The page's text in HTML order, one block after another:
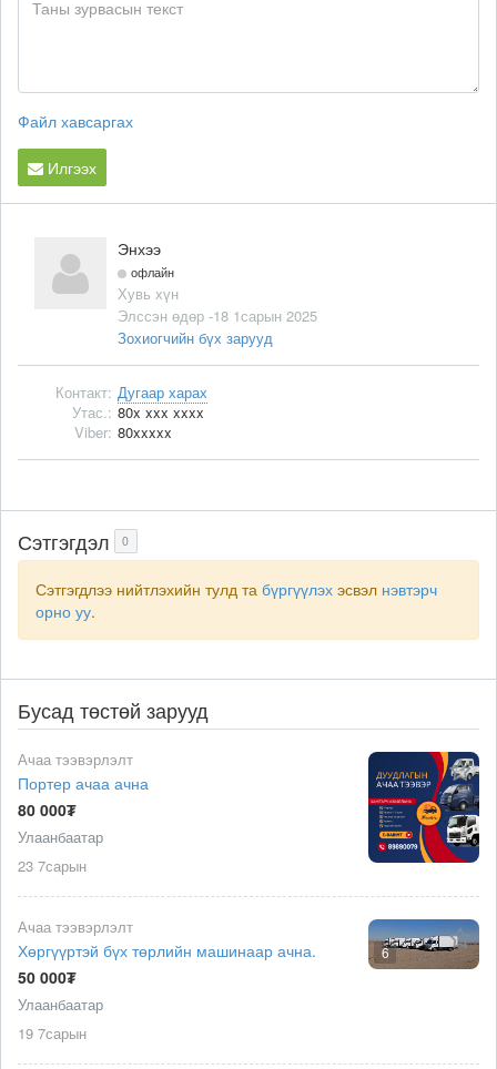
Файл хавсаргах
Илгээх
Энхээ
офлайн
Хувь хүн
Элссэн өдөр -18 1сарын 2025
Зохиогчийн бүх зарууд
Контакт: Дугаар харах
Утас.: 80x xxx xxxx
Viber: 80xxxxx
Сэтгэгдэл 0
Сэтгэгдлээ нийтлэхийн тулд та бүргүүлэх эсвэл нэвтэрч
орно уу.
Бусад төстөй зарууд
Ачаа тээвэрлэлт
Портер ачаа ачна
80 000₮
Улаанбаатар
23 7сарын
6
Ачаа тээвэрлэлт
Хөргүүртэй бүх төрлийн машинаар ачна.
50 000₮
Улаанбаатар
19 7сарын